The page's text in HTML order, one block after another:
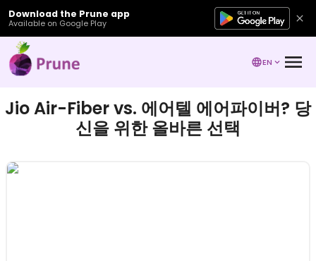
Download the Prune app
Available on Google Play
EN
Jio Air-Fiber vs. 에어텔 에어파이버? 당
신을 위한 올바른 선택